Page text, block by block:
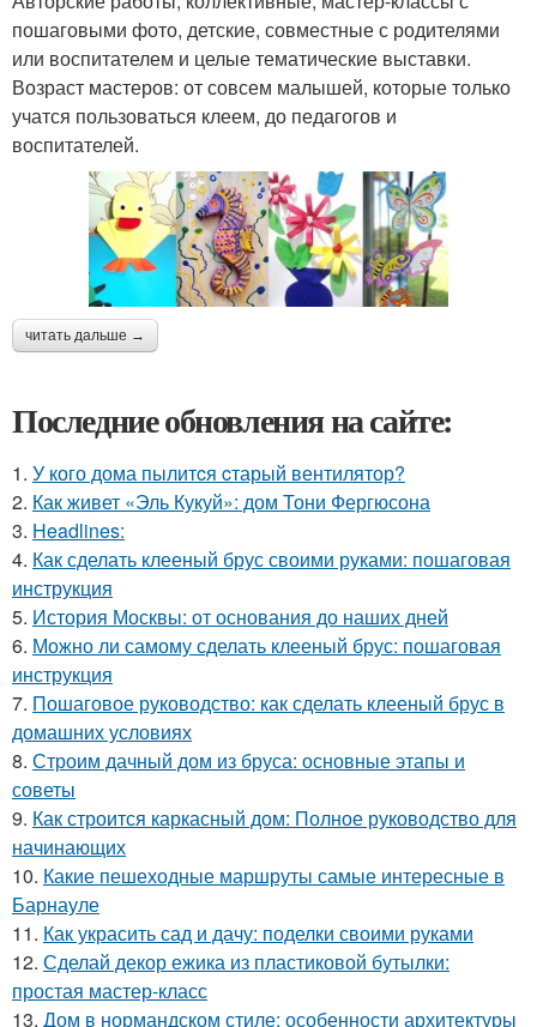
пошаговыми фото, детские, совместные с родителями
или воспитателем и целые тематические выставки.
Возраст мастеров: от совсем малышей, которые только
учатся пользоваться клеем, до педагогов и
воспитателей.
читать дальше →
Последние обновления на сайте:
1. У кого дома пылитcя cтарый вентилятор?
2. Как живет «Эль Кукуй»: дом Тони Фергюсона
3. Headlines:
4. Как сделать клееный брус своими руками: пошаговая
инструкция
5. История Москвы: от основания до наших дней
6. Можно ли самому сделать клееный брус: пошаговая
инструкция
7. Пошаговое руководство: как сделать клееный брус в
домашних условиях
8. Строим дачный дом из бруса: основные этапы и
советы
9. Как строится каркасный дом: Полное руководство для
начинающих
10. Какие пешеходные маршруты самые интересные в
Барнауле
11. Как украсить сад и дачу: поделки своими руками
12. Сделай декор ежика из пластиковой бутылки:
простая мастер-класс
13. Дом в нормандском стиле: особенности архитектуры